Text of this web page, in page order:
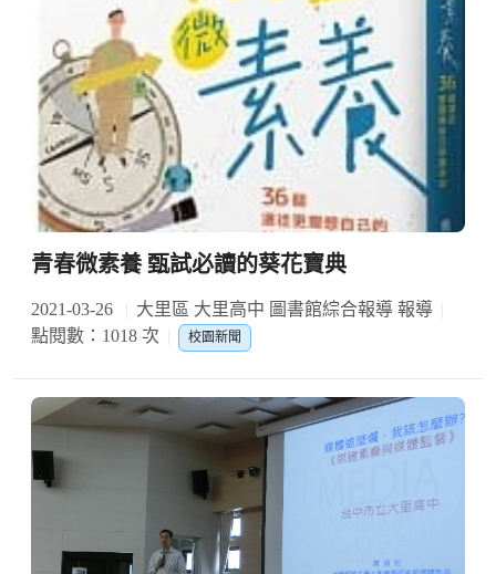
青春微素養 甄試必讀的葵花寶典
2021-03-26
大里區 大里高中 圖書館綜合報導 報導
點閱數：1018 次
校園新聞